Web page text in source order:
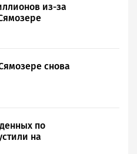
из-за
снова
по
на